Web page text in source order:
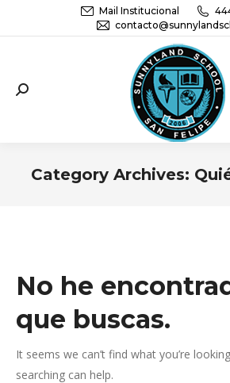
Mail Institucional
Sunnyland School
Parvularia, básica y
Category Archives:
No he
que buscas.
It seems we can’t find what you’re
searching can help.